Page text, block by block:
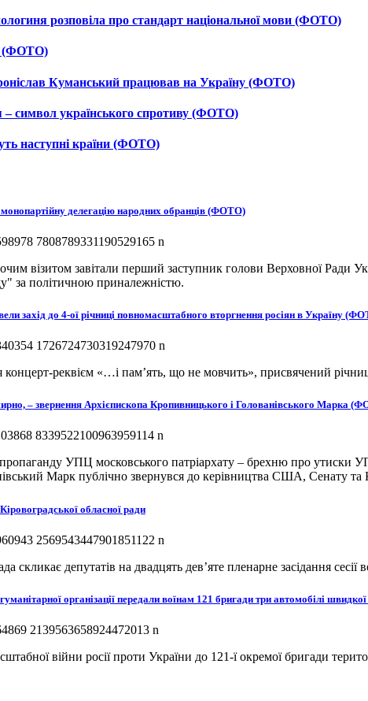
розповіла про стандарт національної мови (ФОТО)
(ФОТО)
Куманський працював на Україну (ФОТО)
– символ українського спротиву (ФОТО)
наступні країни (ФОТО)
делегацію народних обранців (ФОТО)
візитом завітали перший заступник голови Верховної Ради
за політичною приналежністю.
захід до 4-ої річниці повномасштабного вторгнення росіян в Україну
концерт-реквієм «…і пам’ять, що не мовчить», присвячений
– звернення Архієпископа Кропивницького і Голованівського Марка
УПЦ московського патріархату – брехню про
Марк публічно звернувся до керівництва США, Сенату та
обласної ради
скликає депутатів на двадцять дев’яте пленарне засідання сесії
організації передали воїнам 121 бригади три автомобілі
війни росії проти України до 121-ї окремої бригади